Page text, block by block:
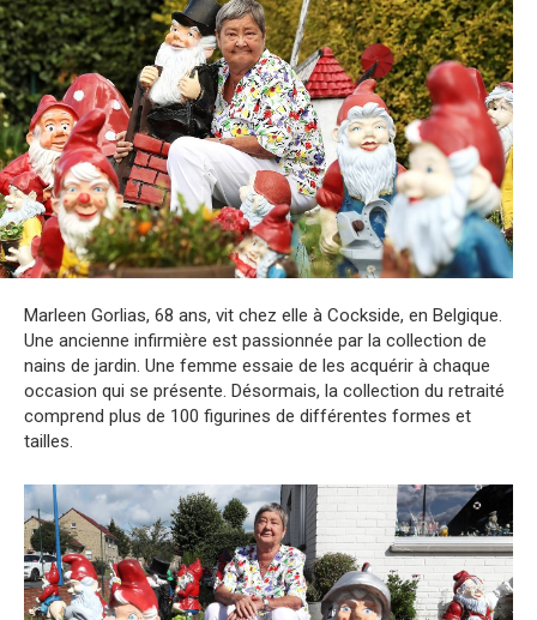
Marleen Gorlias, 68 ans, vit chez elle à Cockside, en Belgique.
Une ancienne infirmière est passionnée par la collection de
nains de jardin. Une femme essaie de les acquérir à chaque
occasion qui se présente. Désormais, la collection du retraité
comprend plus de 100 figurines de différentes formes et
tailles.